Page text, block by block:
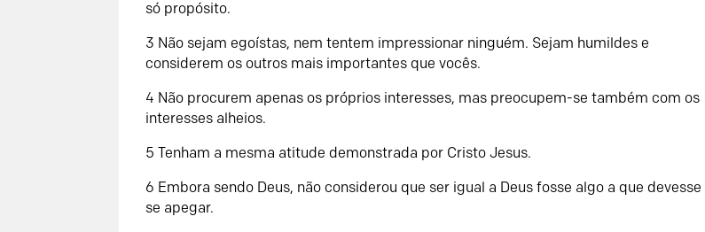
só propósito.
3 Não sejam egoístas, nem tentem impressionar ninguém. Sejam humildes e
considerem os outros mais importantes que vocês.
4 Não procurem apenas os próprios interesses, mas preocupem-se também com os
interesses alheios.
5 Tenham a mesma atitude demonstrada por Cristo Jesus.
6 Embora sendo Deus, não considerou que ser igual a Deus fosse algo a que devesse
se apegar.